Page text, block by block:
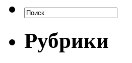
Рубрики